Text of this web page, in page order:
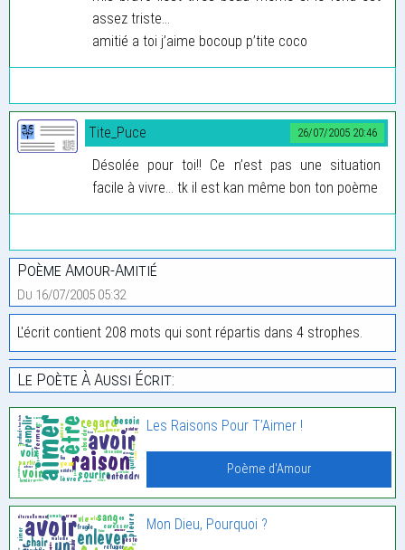
assez triste...
amitié a toi j’aime bocoup p’tite coco
26/07/2005 20:46
Tite_Puce
Désolée pour toi!! Ce n’est pas une situation
facile à vivre... tk il est kan même bon ton poème
Poème Amour-Amitié
Du 16/07/2005 05:32
L'écrit contient 208 mots qui sont répartis dans 4 strophes.
Le Poète À Aussi Écrit:
Les Raisons Pour T’Aimer !
Poème d'Amour
Mon Dieu, Pourquoi ?